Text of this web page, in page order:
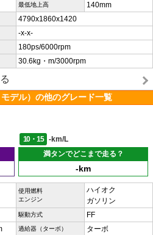
最低地上高 140mm
4790x1860x1420
-x-x-
180ps/6000rpm
30.6kg・m/3000rpm
デル）の他のグレード一覧
10・15
-km/L
満タンでどこまで走る？
-km
使用燃料
エンジン
ハイオク
ガソリン
駆動方式 FF
過給器（ターボ） ターボ